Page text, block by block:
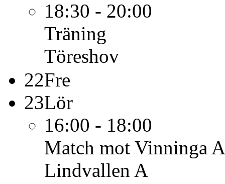
18:30 - 20:00
Träning
Töreshov
22Fre
23Lör
16:00 - 18:00
Match mot Vinninga
Lindvallen A